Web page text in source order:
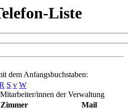
Liste
dem Anfangsbuchstaben:
S v W
innen der Verwaltung
Zimmer Mail